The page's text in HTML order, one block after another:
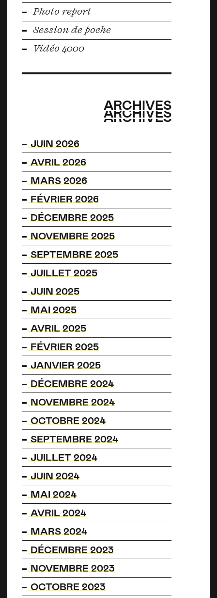
Photo report
Session de poche
Vidéo 4000
ARCHIVES
ARCHIVES
ARCHIVES
JUIN 2026
AVRIL 2026
MARS 2026
FÉVRIER 2026
DÉCEMBRE 2025
NOVEMBRE 2025
SEPTEMBRE 2025
JUILLET 2025
JUIN 2025
MAI 2025
AVRIL 2025
FÉVRIER 2025
JANVIER 2025
DÉCEMBRE 2024
NOVEMBRE 2024
OCTOBRE 2024
SEPTEMBRE 2024
JUILLET 2024
JUIN 2024
MAI 2024
AVRIL 2024
MARS 2024
DÉCEMBRE 2023
NOVEMBRE 2023
OCTOBRE 2023